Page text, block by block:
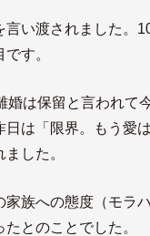
い渡されました。
す。
は保留と言われて
日は「限界。もう愛
した。
族への態度（モラ
とのことでした。